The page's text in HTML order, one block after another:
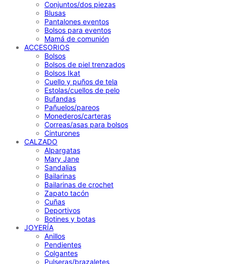
Conjuntos/dos piezas
Blusas
Pantalones eventos
Bolsos para eventos
Mamá de comunión
ACCESORIOS
Bolsos
Bolsos de piel trenzados
Bolsos Ikat
Cuello y puños de tela
Estolas/cuellos de pelo
Bufandas
Pañuelos/pareos
Monederos/carteras
Correas/asas para bolsos
Cinturones
CALZADO
Alpargatas
Mary Jane
Sandalias
Bailarinas
Bailarinas de crochet
Zapato tacón
Cuñas
Deportivos
Botines y botas
JOYERÍA
Anillos
Pendientes
Colgantes
Pulseras/brazaletes